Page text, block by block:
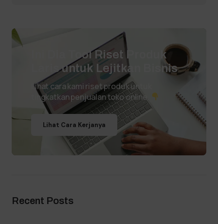
Ini Dia Tool Riset Produk
Laris untuk Lejitkan Bisnis
Lihat cara kami riset produk untuk
tingkatkan penjualan toko online.
Lihat Cara Kerjanya
Recent Posts